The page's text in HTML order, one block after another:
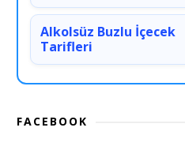
Alkolsüz Buzlu İçecek
Tarifleri
FACEBOOK